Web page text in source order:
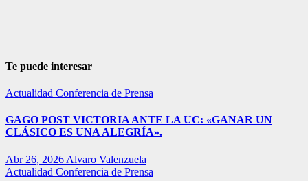
Te puede interesar
Actualidad Conferencia de Prensa
GAGO POST VICTORIA ANTE LA UC: «GANAR UN
CLÁSICO ES UNA ALEGRÍA».
Abr 26, 2026 Alvaro Valenzuela
Actualidad Conferencia de Prensa